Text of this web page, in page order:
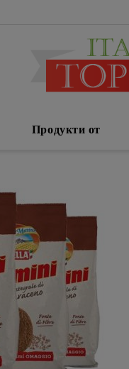
Продукти от